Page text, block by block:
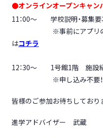
●オンラインオープンキャ
11：00～ 学校説明・募集要
※事前にアプリのイン
はコチラ
12：30～ 1号館1階 施設紹
※申し込み不要！気軽
皆様のご参加お待ちしており
進学アドバイザー 武蔵